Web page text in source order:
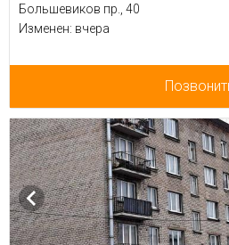
Большевиков пр., 40
Изменен: вчера